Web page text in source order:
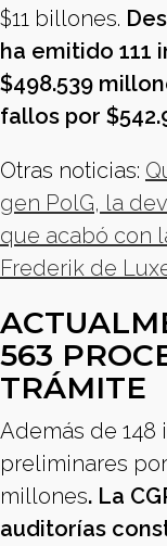
$11 billones.
ha emitido 111
$498.539
fallos por
Otras noticias:
gen PolG, la
que acabó con
Frederik de
563
TRÁMITE
Además de 148
preliminares por
millones. La
auditorías